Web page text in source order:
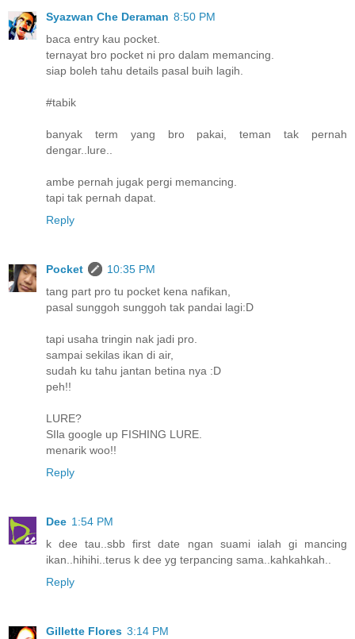
Syazwan Che Deraman 8:50 PM
baca entry kau pocket.
ternayat bro pocket ni pro dalam memancing.
siap boleh tahu details pasal buih lagih.
#tabik
banyak term yang bro pakai, teman tak pernah
dengar..lure..
ambe pernah jugak pergi memancing.
tapi tak pernah dapat.
Reply
Pocket
10:35 PM
tang part pro tu pocket kena nafikan,
pasal sunggoh sunggoh tak pandai lagi:D
tapi usaha tringin nak jadi pro.
sampai sekilas ikan di air,
sudah ku tahu jantan betina nya :D
peh!!
LURE?
SIla google up FISHING LURE.
menarik woo!!
Reply
Dee 1:54 PM
k dee tau..sbb first date ngan suami ialah gi mancing
ikan..hihihi..terus k dee yg terpancing sama..kahkahkah..
Reply
Gillette Flores 3:14 PM